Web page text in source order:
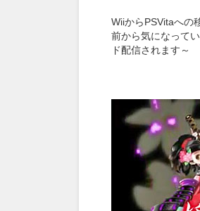
WiiからPSVitaへの
前から気になって
ド配信されます～